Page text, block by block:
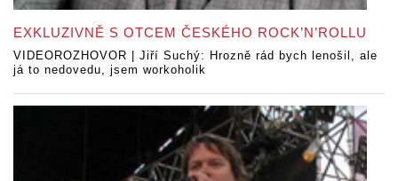
EXKLUZIVNĚ S OTCEM ČESKÉHO ROCK’N’ROLLU
VIDEOROZHOVOR | Jiří Suchý: Hrozně rád bych lenošil, ale
já to nedovedu, jsem workoholik